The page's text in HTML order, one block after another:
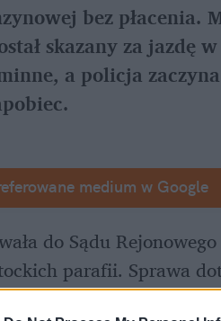
bez płacenia.
skazany za jazdę
a policja
medium w Google
do Sądu
parafii. Sprawa
zakazu prowadzenia